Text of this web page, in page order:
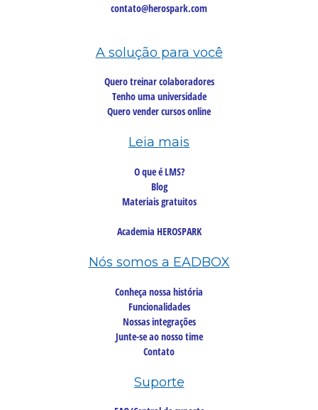
contato@herospark.com
A solução para você
Quero treinar colaboradores
Tenho uma universidade
Quero vender cursos online
Leia mais
O que é LMS?
Blog
Materiais gratuitos
Academia HEROSPARK
Nós somos a EADBOX
Conheça nossa história
Funcionalidades
Nossas integrações
Junte-se ao nosso time
Contato
Suporte